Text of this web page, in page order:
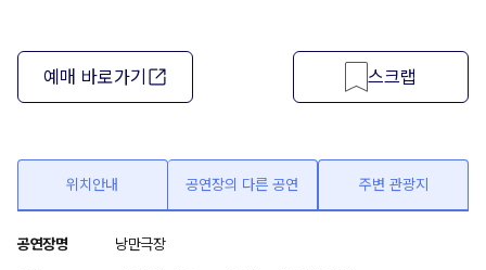
예매 바로가기 스크랩
위치안내 공연장의 다른 공연 주변 관광지
위
공연장명 낭만극장